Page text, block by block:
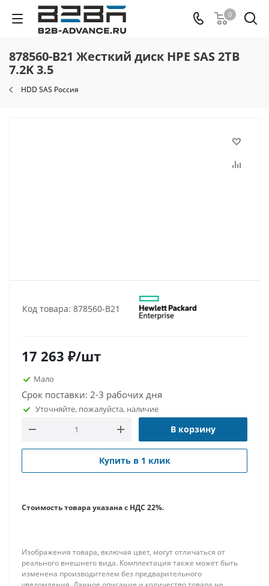
0
878560-B21 Жесткий диск HPE SAS 2TB
7.2K 3.5
HDD SAS Россия
Код товара: 878560-B21
17 263 ₽/шт
Мало
Срок поставки: 2-3 рабочих дня
Уточняйте, пожалуйста, наличие
В корзину
Купить в 1 клик
Стоимость товара указана с НДС 22%.
Изображения товара, включая цвет, могут отличаться от
реального внешнего вида. Комплектация также может быть
изменена производителем без предварительного